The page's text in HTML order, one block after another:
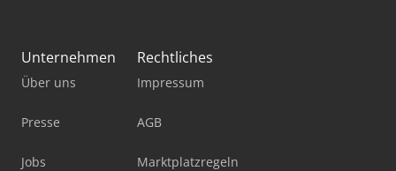
Unternehmen
Über uns
Presse
Jobs
Rechtliches
Impressum
AGB
Marktplatzregeln